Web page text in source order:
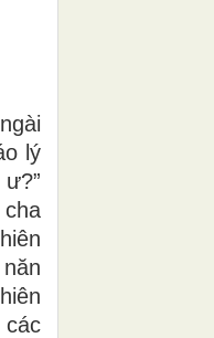
lý
cha